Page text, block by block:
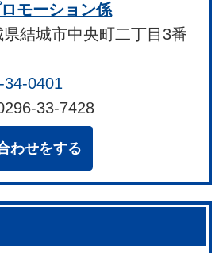
モーション係
結城市中央町二丁目3番
34-0401
33-7428
わせをする